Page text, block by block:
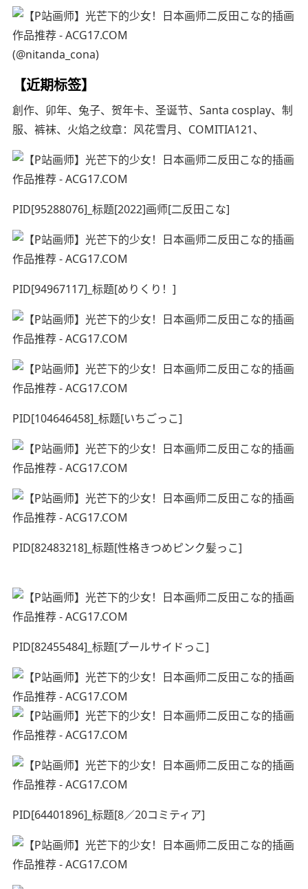
(@nitanda_cona)
【近期标签】
創作、卯年、兔子、贺年卡、圣诞节、Santa cosplay、制
服、裤袜、火焰之纹章：风花雪月、COMITIA121、
PID[95288076]_标题[2022]画师[二反田こな]
PID[94967117]_标题[めりくり！]
PID[104646458]_标题[いちごっこ]
PID[82483218]_标题[性格きつめピンク髪っこ]
PID[82455484]_标题[プールサイドっこ]
PID[64401896]_标题[8／20コミティア]